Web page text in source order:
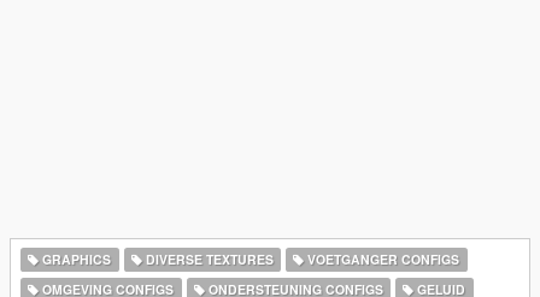
GRAPHICS DIVERSE TEXTURES
VOETGANGER CONFIGS
OMGEVING CONFIGS
ONDERSTEUNING CONFIGS
GELUID